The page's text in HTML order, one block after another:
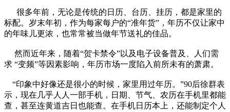
很多年前，无论是传统的日历、台历、挂历，都是家里的
标配。岁末年初，作为每家每户的“准年货”，年历不仅让家中
的年味儿更浓，也常常被当做年节送礼的佳品。
然而近年来，随着“贺卡禁令”以及电子设备普及、人们需
求 “变频”等因素影响，年历市场一度陷入前所未有的萧肃。
“印象中好像还是很小的时候，家里用过年历。”90后徐群表
示，现在几乎人人一部手机，日期、节气、农历在手机里都能
查，甚至连黄道吉日也能查。在手机日历本上，还能制定个人